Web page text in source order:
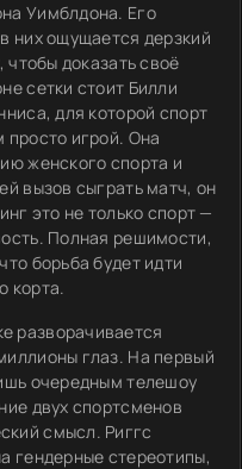
Уимблдона. Его
них ощущается дерзкий
чтобы доказать своё
сетки стоит Билли
для которой спорт
игрой. Она
женского спорта и
вызов сыграть матч, он
это не только спорт —
Полная решимости,
борьба будет идти
корта.
разворачивается
глаз. На первый
очередным телешоу
двух спортсменов
смысл. Риггс
гендерные стереотипы,